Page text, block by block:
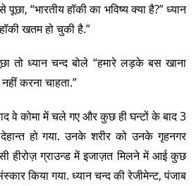
“भारतीय हॉकी का भविष्य क्या है?” ध्यान
खतम हो चुकी है.”
तो ध्यान चन्द बोले “हमारे लड़के बस खाना
करना चाहता.”
वे कोमा में चले गए और कुछ ही घन्टों के बाद 3
हो गया. उनके शरीर को उनके गृहनगर
हीरोज़ ग्राउन्ड में इजाज़त मिलने में आई कुछ
किया गया. ध्यान चन्द की रेजीमेन्ट, पंजाब